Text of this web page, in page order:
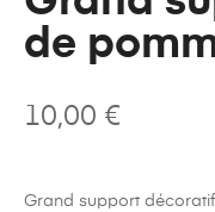
de
10,00 €
Grand support